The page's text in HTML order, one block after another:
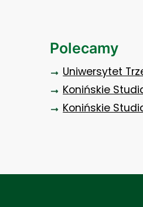
Polecamy
Uniwersytet
Konińskie
Konińskie